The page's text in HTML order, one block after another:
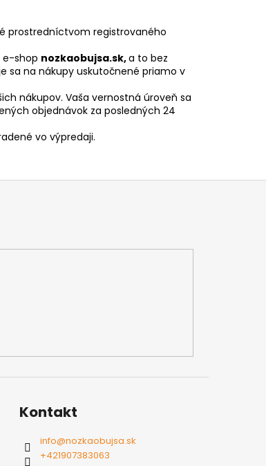
prostredníctvom registrovaného
e-shop nozkaobujsa.sk,a to bez
sa na nákupy uskutočnené priamo v
nákupov. Vaša vernostná úroveň sa
objednávok za posledných 24
vo výpredaji.
Kontakt
info@nozkaobujsa.sk
+421907383063